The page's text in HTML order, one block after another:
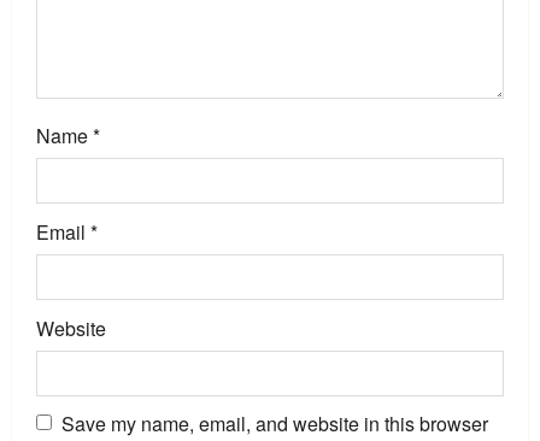
Name*
Email *
Website
Save my name, email, and website in this browser